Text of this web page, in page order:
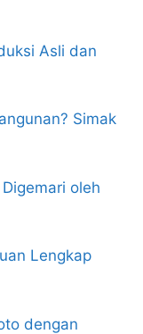
Asli dan
Simak
oleh
Lengkap
dengan